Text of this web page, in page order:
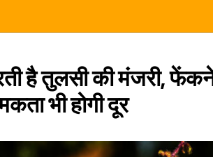
है तुलसी की मंजरी,
भी होगी दूर